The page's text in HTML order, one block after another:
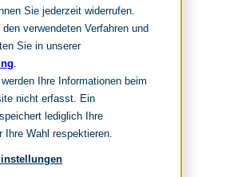
Sie jederzeit widerrufen.
verwendeten Verfahren und
Sie in unserer
.
Ihre Informationen beim
nicht erfasst. Ein
lediglich Ihre
Ihre Wahl respektieren.
Suchen
consulting